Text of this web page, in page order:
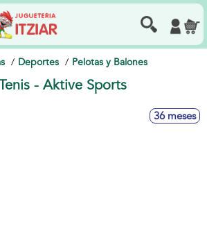
Deportes Pelotas y Balones
- Aktive Sports
36 meses